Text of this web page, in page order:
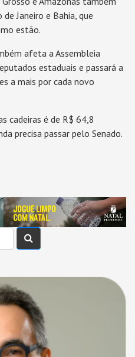
Janeiro e Bahia, que
estão.
afeta a Assembleia
estaduais e passará a
a mais por cada novo
cadeiras é de R$ 64,8
precisa passar pelo Senado.